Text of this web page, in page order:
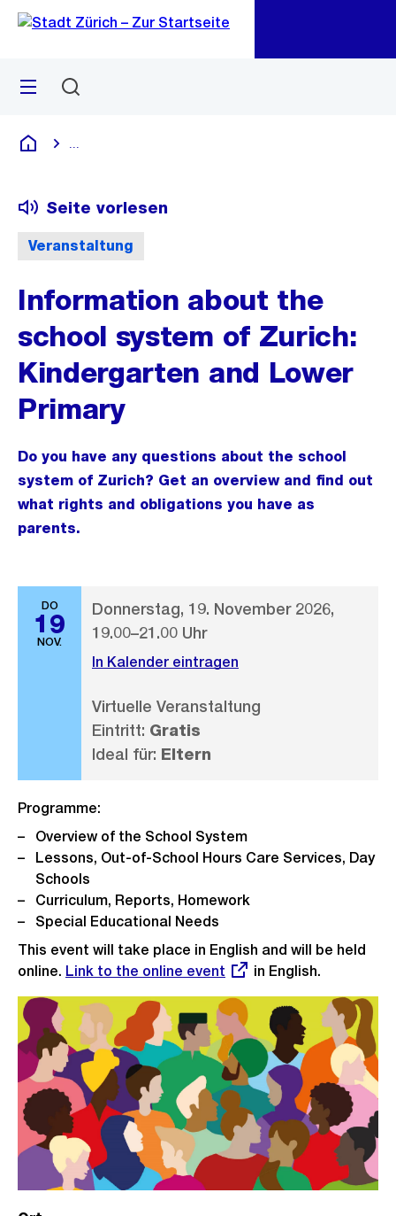
Navigation
Sprunglink
Menü
Deutsch
Veranstaltung
Seite vorlesen
Information about the
school system of Zurich:
Kindergarten and Lower
Primary
Do you have any questions about the school
system of Zurich? Get an overview and find out
what rights and obligations you have as
parents.
DO
19
NOV.
Donnerstag, 19. November 2026,
19.00–21.00 Uhr
In Kalender eintragen
Virtuelle Veranstaltung
Eintritt: Gratis
Ideal für: Eltern
Programme:
Overview of the School System
Lessons, Out-of-School Hours Care Services, Day
Schools
Curriculum, Reports, Homework
Special Educational Needs
This event will take place in English and will be held
online. Externer
Link:
Link to the online event in English.